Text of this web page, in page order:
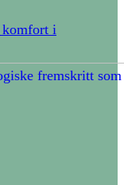
komfort i